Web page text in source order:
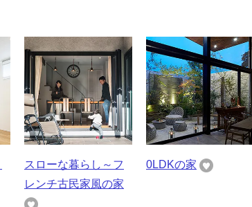
スローな暮らし～フ
レンチ古民家風の家
0LDKの家